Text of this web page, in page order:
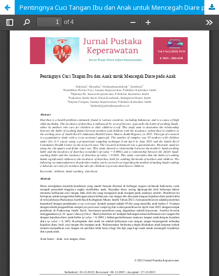
Pentingnya Cuci Tangan Ibu dan Anak untuk Mencegah Diare pada Anak